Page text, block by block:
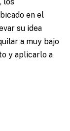
los
en el
su idea
a muy bajo
y aplicarlo a